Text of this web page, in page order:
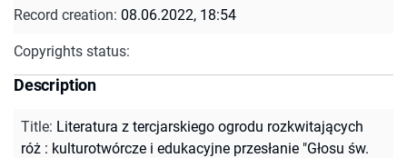
Record creation: 08.06.2022, 18:54
Copyrights status:
Description
Title: Literatura z tercjarskiego ogrodu rozkwitających
róż : kulturotwórcze i edukacyjne przesłanie "Głosu św.